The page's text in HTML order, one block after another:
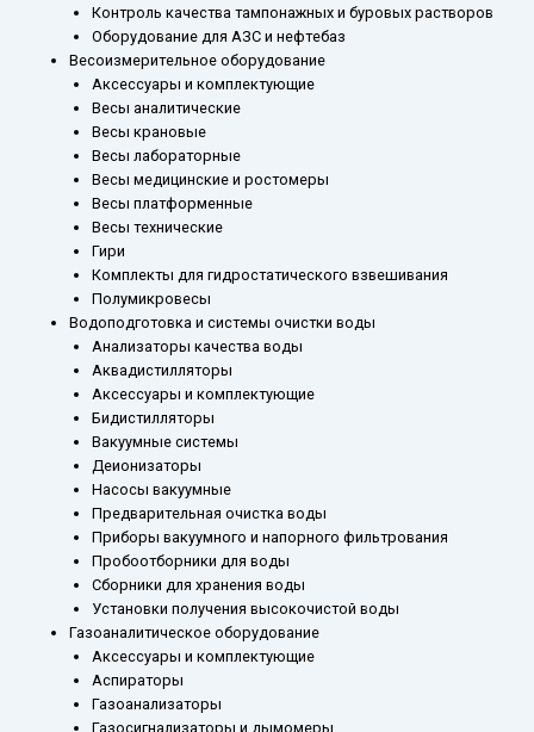
Контроль качества тампонажных и буровых растворов
Оборудование для АЗС и нефтебаз
Весоизмерительное оборудование
Аксессуары и комплектующие
Весы аналитические
Весы крановые
Весы лабораторные
Весы медицинские и ростомеры
Весы платформенные
Весы технические
Гири
Комплекты для гидростатического взвешивания
Полумикровесы
Водоподготовка и системы очистки воды
Анализаторы качества воды
Аквадистилляторы
Аксессуары и комплектующие
Бидистилляторы
Вакуумные системы
Деионизаторы
Насосы вакуумные
Предварительная очистка воды
Приборы вакуумного и напорного фильтрования
Пробоотборники для воды
Сборники для хранения воды
Установки получения высокочистой воды
Газоаналитическое оборудование
Аксессуары и комплектующие
Аспираторы
Газоанализаторы
Газосигнализаторы и дымомеры